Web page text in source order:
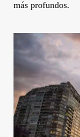
más profundos.